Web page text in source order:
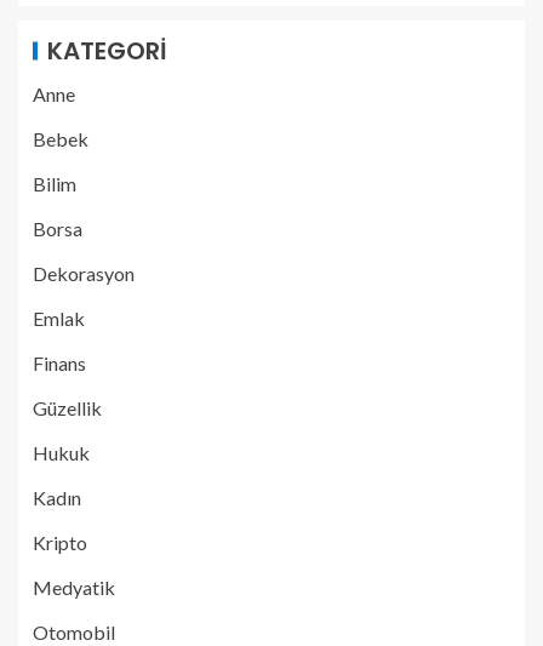
KATEGORI
Anne
Bebek
Bilim
Borsa
Dekorasyon
Emlak
Finans
Güzellik
Hukuk
Kadın
Kripto
Medyatik
Otomobil